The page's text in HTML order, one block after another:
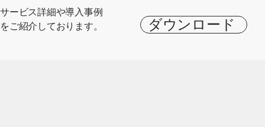
サービス詳細や導入事例
をご紹介しております。
ダウンロード